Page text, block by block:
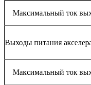
Максимальный ток
Выходы питания
Максимальный ток